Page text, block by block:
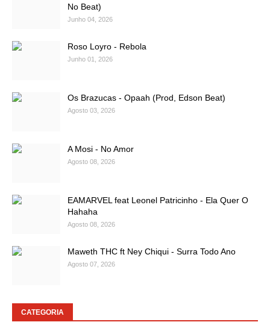
No Beat)
Junho 04, 2026
Roso Loyro - Rebola
Junho 01, 2026
Os Brazucas - Opaah (Prod, Edson Beat)
Agosto 03, 2026
A Mosi - No Amor
Agosto 08, 2026
EAMARVEL feat Leonel Patricinho - Ela Quer O
Hahaha
Agosto 08, 2026
Maweth THC ft Ney Chiqui - Surra Todo Ano
Agosto 07, 2026
CATEGORIA